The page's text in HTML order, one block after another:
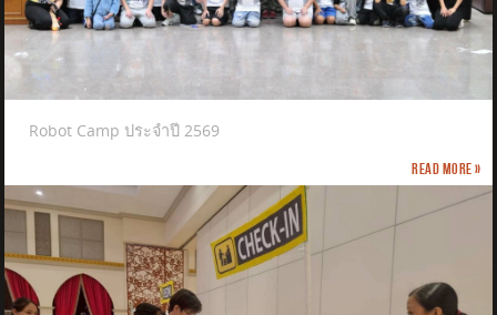
Robot Camp ประจำปี 2569
Read more »